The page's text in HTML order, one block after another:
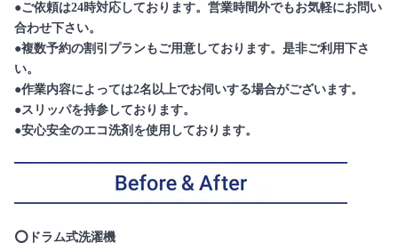
●ご依頼は24時対応しております。営業時間外でもお気軽にお問い
合わせ下さい。
●複数予約の割引プランもご用意しております。是非ご利用下さ
い。
●作業内容によっては2名以上でお伺いする場合がございます。
●スリッパを持参しております。
●安心安全のエコ洗剤を使用しております。
⭕️ドラム式洗濯機